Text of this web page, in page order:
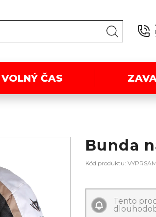
VOLNÝ ČAS
Bunda
Kód produktu:
Tento